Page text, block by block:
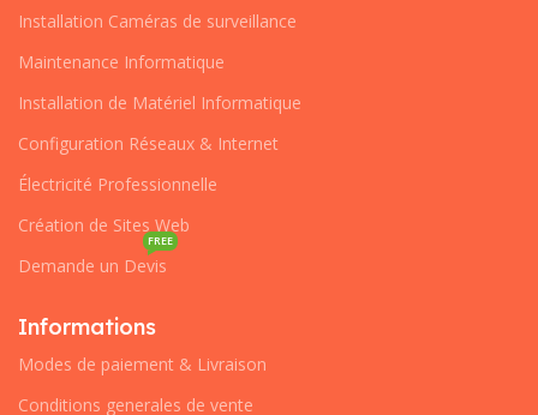
Installation Caméras de surveillance
Maintenance Informatique
Installation de Matériel Informatique
Configuration Réseaux & Internet
Électricité Professionnelle
Création de Sites Web
Demande un Devis
FREE
Informations
Modes de paiement & Livraison
Conditions generales de vente